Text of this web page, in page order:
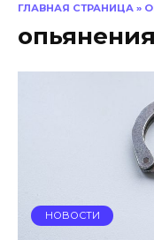
ГЛАВНАЯ СТРАНИЦА »
опьянения
НОВОСТИ